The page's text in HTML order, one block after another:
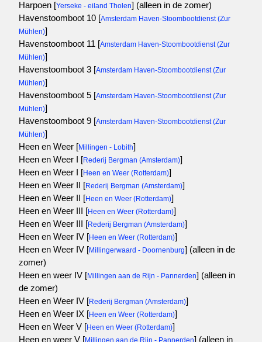
Harpoen [Yerseke - eiland Tholen] (alleen in de zomer)
Havenstoomboot 10 [Amsterdam Haven-Stoombootdienst (Zur
Mühlen)]
Havenstoomboot 11 [Amsterdam Haven-Stoombootdienst (Zur
Mühlen)]
Havenstoomboot 3 [Amsterdam Haven-Stoombootdienst (Zur
Mühlen)]
Havenstoomboot 5 [Amsterdam Haven-Stoombootdienst (Zur
Mühlen)]
Havenstoomboot 9 [Amsterdam Haven-Stoombootdienst (Zur
Mühlen)]
Heen en Weer [Millingen - Lobith]
Heen en Weer I [Rederij Bergman (Amsterdam)]
Heen en Weer I [Heen en Weer (Rotterdam)]
Heen en Weer II [Rederij Bergman (Amsterdam)]
Heen en Weer II [Heen en Weer (Rotterdam)]
Heen en Weer III [Heen en Weer (Rotterdam)]
Heen en Weer III [Rederij Bergman (Amsterdam)]
Heen en Weer IV [Heen en Weer (Rotterdam)]
Heen en Weer IV [Millingerwaard - Doornenburg] (alleen in de
zomer)
Heen en weer IV [Millingen aan de Rijn - Pannerden] (alleen in
de zomer)
Heen en Weer IV [Rederij Bergman (Amsterdam)]
Heen en Weer IX [Heen en Weer (Rotterdam)]
Heen en Weer V [Heen en Weer (Rotterdam)]
Heen en weer V [Millingen aan de Rijn - Pannerden] (alleen in